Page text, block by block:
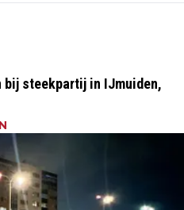
bij steekpartij in IJmuiden,